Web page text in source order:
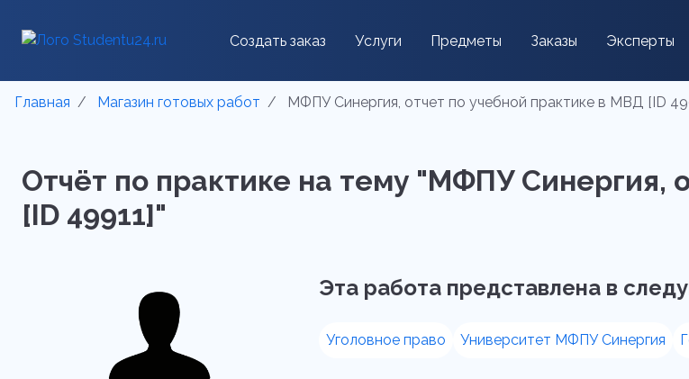
Создать заказ Услуги Предметы Заказы Эксперты
Главная Магазин готовых работ МФПУ Синергия, отчет по учебной практике в МВД [ID
Отчёт по практике на тему "МФПУ Синергия,
[ID 49911]"
Эта работа представлена в
Уголовное право Университет МФПУ Синергия